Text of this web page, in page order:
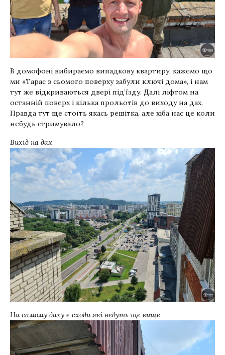
В домофоні вибираємо випадкову квартиру, кажемо що
ми «Тарас з сьомого поверху забули ключі дома», і нам
тут же відкриваються двері під’їзду. Далі ліфтом на
останній поверх і кілька прольотів до виходу на дах.
Правда тут ще стоїть якась решітка, але хіба нас це коли
небудь стримувало?
Вихід на дах
На самому даху є сходи які ведуть ще вище